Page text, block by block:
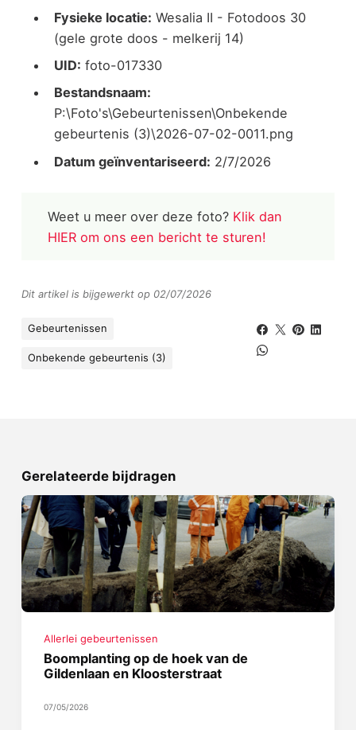
Fysieke locatie: Wesalia II - Fotodoos 30
(gele grote doos - melkerij 14)
UID: foto-017330
Bestandsnaam:
P:\Foto's\Gebeurtenissen\Onbekende
gebeurtenis (3)\2026-07-02-0011.png
Datum geïnventariseerd: 2/7/2026
Weet u meer over deze foto? Klik dan
HIER om ons een bericht te sturen!
Dit artikel is bijgewerkt op 02/07/2026
Gebeurtenissen
Onbekende gebeurtenis (3)
Gerelateerde bijdragen
Allerlei gebeurtenissen
Boomplanting op de hoek van de
Gildenlaan en Kloosterstraat
07/05/2026